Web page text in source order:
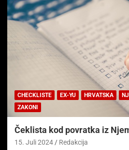
CHECKLISTE EX-YU HRVATSKA
ZAKONI
Čeklista kod povratka iz
15. Juli 2024 Redakcija